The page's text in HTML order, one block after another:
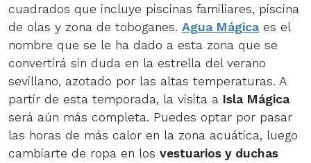
cuadrados que incluye piscinas familiares, piscina
de olas y zona de toboganes. Agua Mágicaes el
nombre que se le ha dado a esta zona que se
convertirá sin duda en la estrella del verano
sevillano, azotado por las altas temperaturas. A
partir de esta temporada, la visita a Isla Mágica
será aún más completa. Puedes optar por pasar
las horas de más calor en la zona acuática, luego
cambiarte de ropa en los vestuarios y duchas